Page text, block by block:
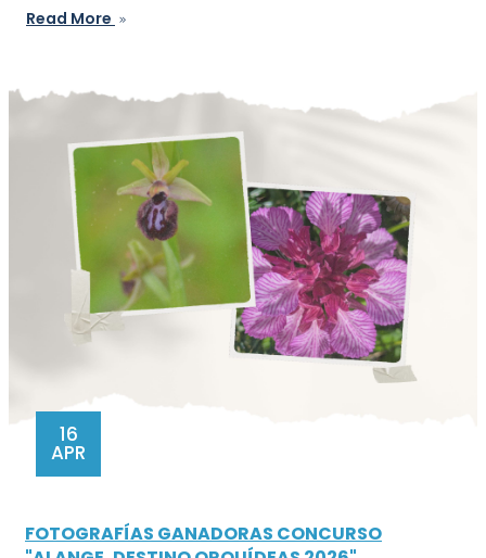
Read More
16
APR
FOTOGRAFÍAS GANADORAS CONCURSO